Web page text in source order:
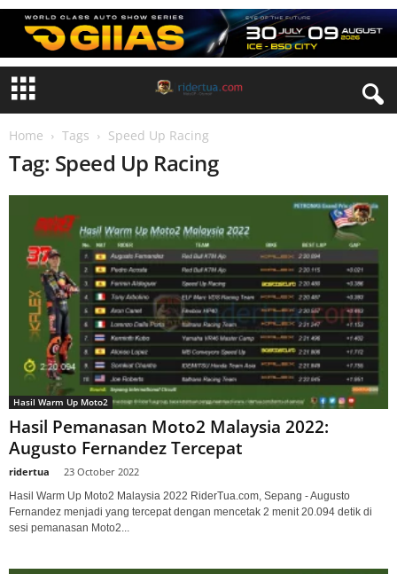
Home Tags Speed Up Racing
Tag: Speed Up Racing
Hasil Warm Up Moto2
Hasil Pemanasan Moto2 Malaysia 2022:
Augusto Fernandez Tercepat
ridertua 23 October 2022
Hasil Warm Up Moto2 Malaysia 2022 RiderTua.com, Sepang - Augusto
Fernandez menjadi yang tercepat dengan mencetak 2 menit 20.094 detik di
sesi pemanasan Moto2...